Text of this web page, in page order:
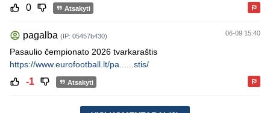
0 Atsakyti
pagalba (IP: 05457b430) 06-09 15:40
Pasaulio čempionato 2026 tvarkaraštis
https://www.eurofootball.lt/pa......stis/
-1 Atsakyti